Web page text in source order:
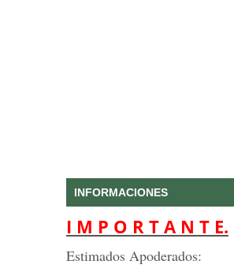
INFORMACIONES
I M P O R T A N T E.
Estimados Apoderados: